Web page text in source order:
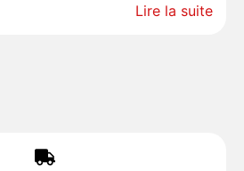
Lire la suite